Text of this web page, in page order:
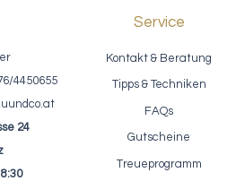
4450655
24
Service
Kontakt & Beratung
Tipps & Techniken
FAQs
Gutscheine
Treueprogramm